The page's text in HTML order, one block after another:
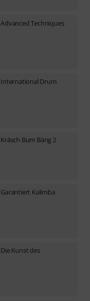
Advanced Techniques
International Drum
Kräsch Bum Bäng 2
Garantiert Kalimba
Die Kunst des